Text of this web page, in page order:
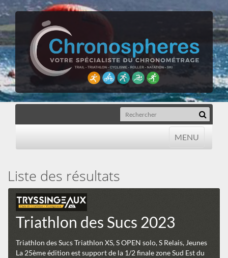
MENU
MENU
Liste des résultats
Triathlon des Sucs 2023
Triathlon des Sucs Triathlon XS, S OPEN solo, S Relais, Jeunes
La 25ème édition est support de la 1/2 finale zone Sud Est du